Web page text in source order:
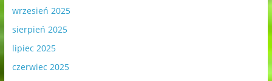
wrzesień 2025
sierpień 2025
lipiec 2025
czerwiec 2025